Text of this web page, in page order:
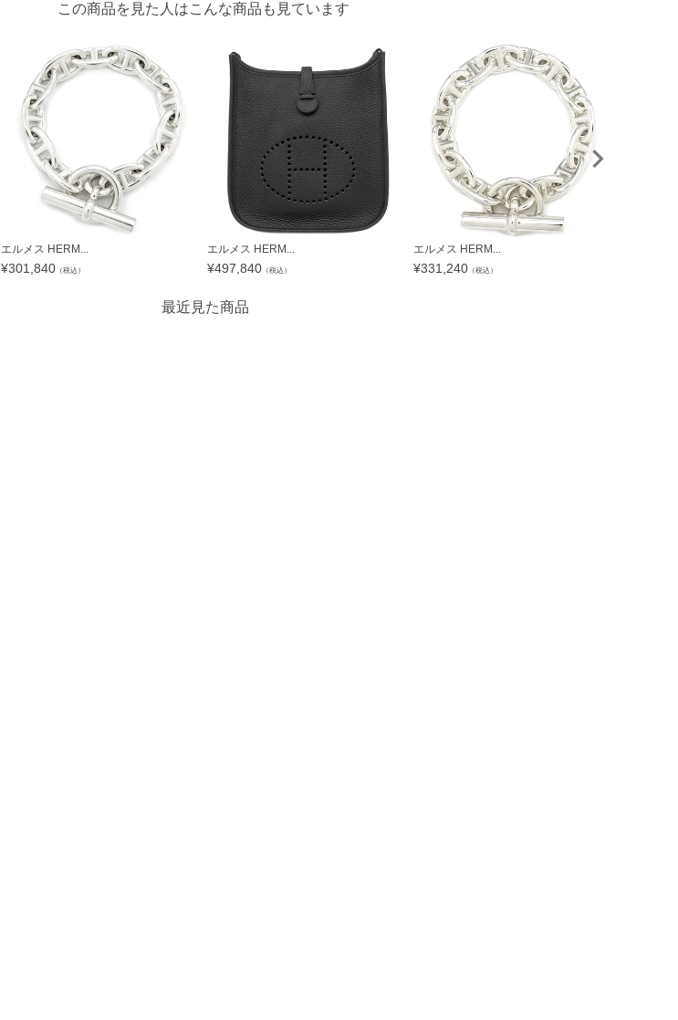
この商品を見た人はこんな商品も見ています
エルメス HERM...
¥301,840 （税込）
エルメス HERM...
¥497,840 （税込）
エルメス HERM...
¥331,240 （税込）
最近見た商品